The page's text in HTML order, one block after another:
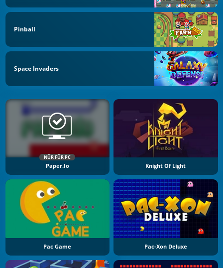
Pinball
Space Invaders
NÜR FÜR PC
Paper.io Knight Of Light
Pac Game Pac-Xon Deluxe